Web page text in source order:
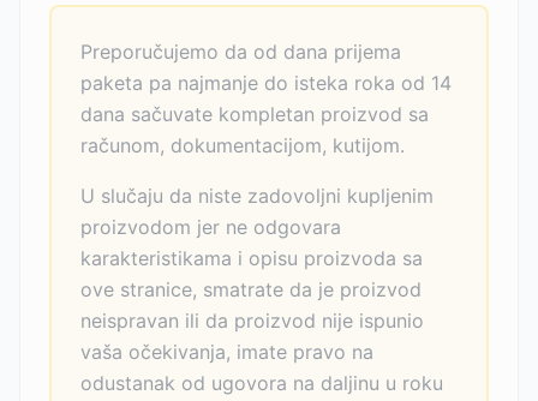
Preporučujemo da od dana prijema
paketa pa najmanje do isteka roka od 14
dana sačuvate kompletan proizvod sa
računom, dokumentacijom, kutijom.
U slučaju da niste zadovoljni kupljenim
proizvodom jer ne odgovara
karakteristikama i opisu proizvoda sa
ove stranice, smatrate da je proizvod
neispravan ili da proizvod nije ispunio
vaša očekivanja, imate pravo na
odustanak od ugovora na daljinu u roku